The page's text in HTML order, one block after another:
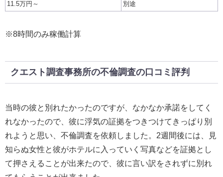
11.5万円～
別途
※8時間のみ稼働計算
クエスト調査事務所の不倫調査の口コミ評判
当時の彼と別れたかったのですが、なかなか承諾をしてく
れなかったので、彼に浮気の証拠をつきつけてきっぱり別
れようと思い、不倫調査を依頼しました。2週間後には、見
知らぬ女性と彼がホテルに入っていく写真などを証拠とし
て押さえることが出来たので、彼に言い訳をされずに別れ